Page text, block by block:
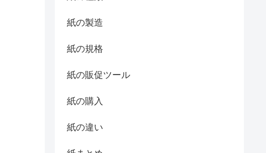
紙の製造
紙の規格
紙の販促ツール
紙の購入
紙の違い